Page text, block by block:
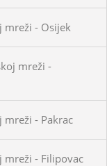
- Osijek
mreži -
- Pakrac
- Filipovac